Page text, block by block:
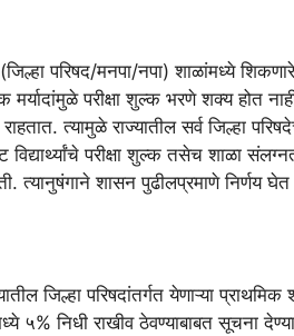
परिषद/मनपा/नपा) शाळांमध्ये शिकणारे
मर्यादांमुळे परीक्षा शुल्क भरणे शक्य होत
राहतात. त्यामुळे राज्यातील सर्व जिल्हा
विद्यार्थ्यांचे परीक्षा शुल्क तसेच शाळा
त्यानुषंगाने शासन पुढीलप्रमाणे निर्णय
जिल्हा परिषदांतर्गत येणाऱ्या
५% निधी राखीव ठेवण्याबाबत सूचना